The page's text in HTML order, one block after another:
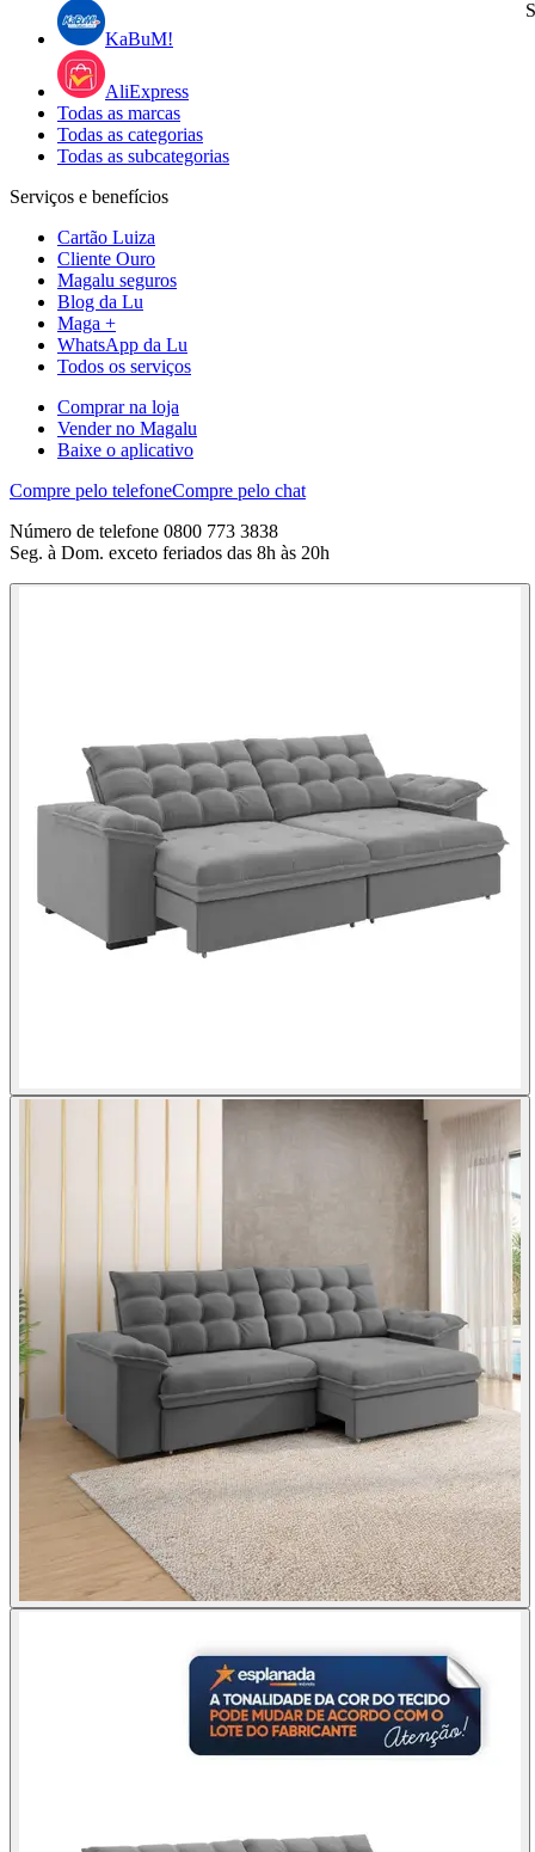
KaBuM!
AliExpress
Todas as marcas
Todas as categorias
Todas as subcategorias
Serviços e benefícios
Cartão Luiza
Cliente Ouro
Magalu seguros
Blog da Lu
Maga +
WhatsApp da Lu
Todos os serviços
Comprar na loja
Vender no Magalu
Baixe o aplicativo
Compre pelo telefoneCompre pelo chat
Número de telefone 0800 773 3838
Seg. à Dom. exceto feriados das 8h às 20h